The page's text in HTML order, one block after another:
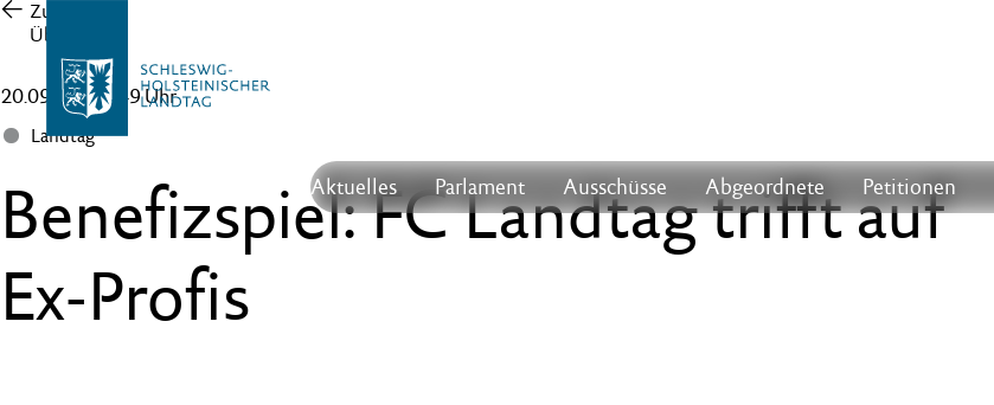
Aktuelles Parlament Ausschüsse Abgeordnete Petitionen
Zur
Übersicht
20.09.24 , 10:49 Uhr
Landtag
Benefizspiel: FC Landtag trifft auf
Ex-Profis